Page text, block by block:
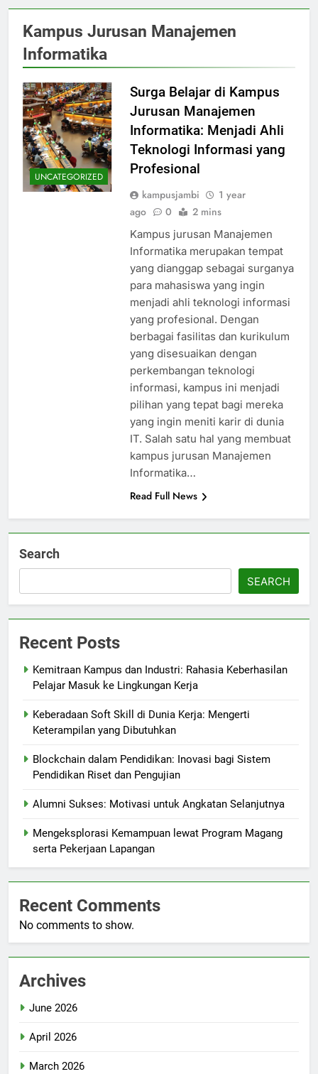
Kampus Jurusan Manajemen
Informatika
UNCATEGORIZED
Surga Belajar di Kampus
Jurusan Manajemen
Informatika: Menjadi Ahli
Teknologi Informasi yang
Profesional
kampusjambi
1 year
ago
0 2 mins
Kampus jurusan Manajemen
Informatika merupakan tempat
yang dianggap sebagai surganya
para mahasiswa yang ingin
menjadi ahli teknologi informasi
yang profesional. Dengan
berbagai fasilitas dan kurikulum
yang disesuaikan dengan
perkembangan teknologi
informasi, kampus ini menjadi
pilihan yang tepat bagi mereka
yang ingin meniti karir di dunia
IT. Salah satu hal yang membuat
kampus jurusan Manajemen
Informatika…
Read Full News
Search
SEARCH
Recent Posts
Kemitraan Kampus dan Industri: Rahasia Keberhasilan
Pelajar Masuk ke Lingkungan Kerja
Keberadaan Soft Skill di Dunia Kerja: Mengerti
Keterampilan yang Dibutuhkan
Blockchain dalam Pendidikan: Inovasi bagi Sistem
Pendidikan Riset dan Pengujian
Alumni Sukses: Motivasi untuk Angkatan Selanjutnya
Mengeksplorasi Kemampuan lewat Program Magang
serta Pekerjaan Lapangan
Recent Comments
No comments to show.
Archives
June 2026
April 2026
March 2026